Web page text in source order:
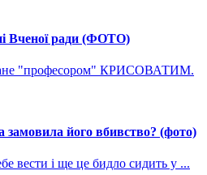
Вченої ради (ФОТО)
"професором" КРИСОВАТИМ.
його вбивство? (фото)
вести і ще це бидло сидить у ...